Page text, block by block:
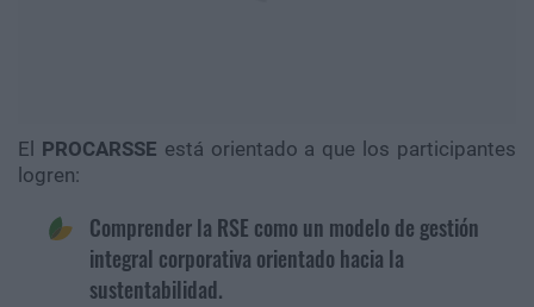
El PROCARSSE está orientado a que los participantes
logren:
Comprender la RSE como un modelo de gestión
integral corporativa orientado hacia la
sustentabilidad.